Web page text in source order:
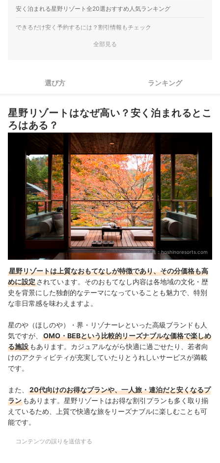
り、祇園祭りで有名な八坂神社は目の前です。キッチンを完
力。ご近所ガイドOMOレンジャーとともに、祇園の町並みや
星野リゾート｜OMO5 東京五反田
行き交う人や車など街の活気や躍動感が見下ろせます。五つ
星野リゾート｜OMO5横浜馬車道
2026年1月に開業した、観光やショッピングで賑わうベイエ
リアに立地するOMOブランドのホテルです。現在、星野リゾ
ートによって運営されており、キッチンや洗濯乾燥機を備
え、長期滞在はもちろん、気の合う仲間とのホームパーティ
ーにもおすすめ。横浜の街並み…
星野リゾート｜BEB5門司港
2026年7月に開業した関門海峡のパノラマを望む絶景ホテ
ル。日本全国および海外に総合リゾートを展開する星野リゾ
ートによって運営されています。最上階に位置するインフィ
ニティデザインの半露天大浴場や、バラエティ豊かなビュッ
フェ料理を味わえます。
安く泊まれる星野リゾート全20選おすすめ人気ランキング
できるだけ安く予約するには？割引情報もチェック
全部見る
選び方 ランキング
星野リゾートはなぜ高い？安く泊まれるとこ
ろはある？
出典：hoshinoresorts.com
星野リゾートは上質なおもてなしが特徴であり、その分価格も高
めに設定されています。そのおもてなし内容は各地域の文化・歴
史を背景にした独創的なテーマになっていることも魅力で、特別
な非日常感を味わえますよ。
星のや（ほしのや）・界・リゾナーレといった高級ブランドも人
気ですが、
OMO・BEBという比較的リーズナブルな価格で楽しめ
る施設 もあります。カジュアルながら快適に過ごせたり、若者向
けのアクティビティが充実していたりとうれしいサービスが満載
です。
また、
20代向けのお得なプランや、一人旅・連泊だと安くなるプ
ラン もあります。星野リゾートはお得な割引プランも多く取り揃
えているため、上質で快適な旅をリーズナブルに楽しむことも可
能です。
コンテンツの誤りを送信する